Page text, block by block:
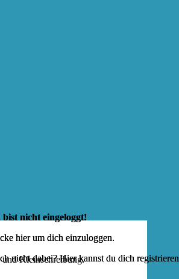
bist nicht eingeloggt!
hier um dich einzuloggen.
nicht dabei? Hier kannst du dich registrieren
und Kleinschreibung.